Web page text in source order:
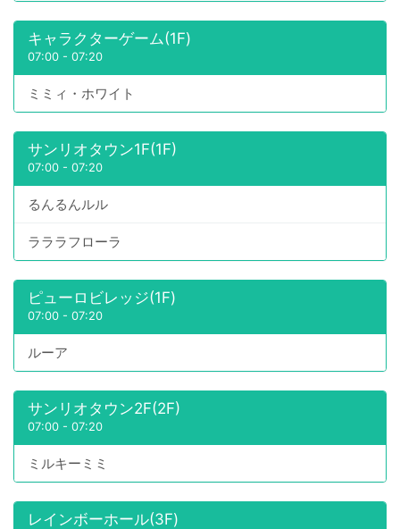
キャラクターゲーム(1F)
07:00 - 07:20
ミミィ・ホワイト
サンリオタウン1F(1F)
07:00 - 07:20
るんるんルル
ラララフローラ
ピューロビレッジ(1F)
07:00 - 07:20
ルーア
サンリオタウン2F(2F)
07:00 - 07:20
ミルキーミミ
レインボーホール(3F)